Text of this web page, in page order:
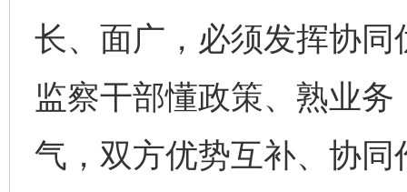
长、面广，必须发挥协
监察干部懂政策、熟业
气，双方优势互补、协